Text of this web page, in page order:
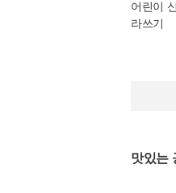
어린이
라쓰기
맛있는